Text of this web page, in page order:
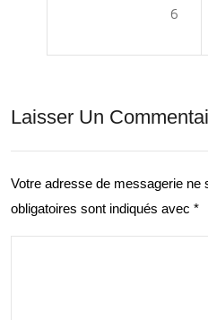
en
ouv
rez
6
Laisser Un
Votre adresse de messagerie ne
obligatoires sont indiqués avec *